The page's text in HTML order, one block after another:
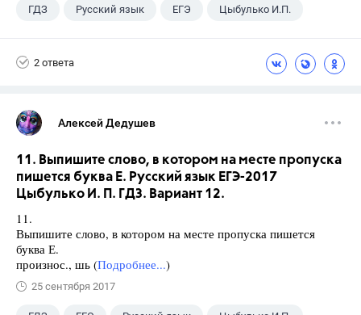
ГДЗ Русский язык ЕГЭ Цыбулько И.П.
2 ответа
Алексей Дедушев
11. Выпишите слово, в котором на месте пропуска
пишется буква Е. Русский язык ЕГЭ-2017
Цыбулько И. П. ГДЗ. Вариант 12.
11.
Выпишите слово, в котором на месте пропуска пишется
буква Е.
произнос., шь (Подробнее...)
25 сентября 2017